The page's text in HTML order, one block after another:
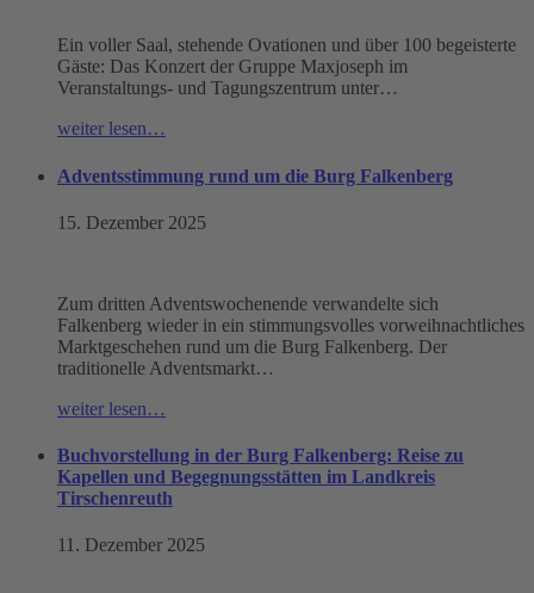
Ein voller Saal, stehende Ovationen und über 100 begeisterte
Gäste: Das Konzert der Gruppe Maxjoseph im
Veranstaltungs- und Tagungszentrum unter…
weiter lesen…
Adventsstimmung rund um die Burg Falkenberg
15. Dezember 2025
Zum dritten Adventswochenende verwandelte sich
Falkenberg wieder in ein stimmungsvolles vorweihnachtliches
Marktgeschehen rund um die Burg Falkenberg. Der
traditionelle Adventsmarkt…
weiter lesen…
Buchvorstellung in der Burg Falkenberg: Reise zu
Kapellen und Begegnungsstätten im Landkreis
Tirschenreuth
11. Dezember 2025